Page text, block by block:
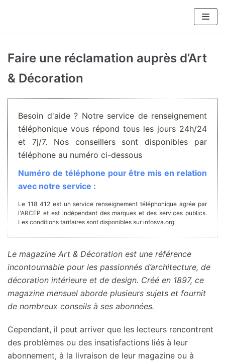
contenu
Faire une réclamation auprès d’Art
& Décoration
Besoin d'aide ? Notre service de renseignement
téléphonique vous répond tous les jours 24h/24
et 7j/7. Nos conseillers sont disponibles par
téléphone au numéro ci-dessous
Numéro de téléphone pour être mis en relation
avec notre service :
Le 118 412 est un service renseignement téléphonique agrée par
l'ARCEP et est indépendant des marques et des services publics.
Les conditions tarifaires sont disponibles sur infosva.org
Le magazine Art & Décoration est une référence
incontournable pour les passionnés d’architecture, de
décoration intérieure et de design. Créé en 1897, ce
magazine mensuel aborde plusieurs sujets et fournit
de nombreux conseils à ses abonnées.
Cependant, il peut arriver que les lecteurs rencontrent
des problèmes ou des insatisfactions liés à leur
abonnement, à la livraison de leur magazine ou à